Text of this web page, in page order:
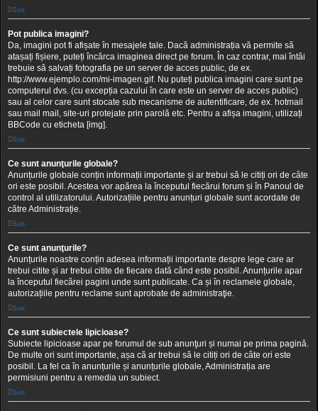
Sus
Pot publica imagini?
Da, imagini pot fi afișate în mesajele tale. Dacă administrația vă permite să
atașați fișiere, puteți încărca imaginea direct pe forum. În caz contrar, mai întâi
trebuie să salvați fotografia pe un server de acces public, de ex.
http://www.ejemplo.com/mi-imagen.gif. Nu puteți publica imagini care sunt pe
computerul dvs. (cu excepția cazului în care este un server de acces public)
sau al celor care sunt stocate sub mecanisme de autentificare, de ex. hotmail
sau mail mail, site-uri protejate prin parolă etc. Pentru a afișa imagini, utilizați
BBCode cu eticheta [img].
Sus
Ce sunt anunţurile globale?
Anunțurile globale conțin informații importante și ar trebui să le citiți ori de câte
ori este posibil. Acestea vor apărea la începutul fiecărui forum și în Panoul de
control al utilizatorului. Autorizațiile pentru anunțuri globale sunt acordate de
către Administrație.
Sus
Ce sunt anunţurile?
Anunțurile noastre conțin adesea informații importante despre lege care ar
trebui citite și ar trebui citite de fiecare dată când este posibil. Anunțurile apar
la începutul fiecărei pagini unde sunt publicate. Ca și în reclamele globale,
autorizațiile pentru reclame sunt aprobate de administraţie.
Sus
Ce sunt subiectele lipicioase?
Subiecte lipicioase apar pe forumul de sub anunţuri și numai pe prima pagină.
De multe ori sunt importante, așa că ar trebui să le citiți ori de câte ori este
posibil. La fel ca în anunțurile și anunțurile globale, Administrația are
permisiuni pentru a remedia un subiect.
Sus